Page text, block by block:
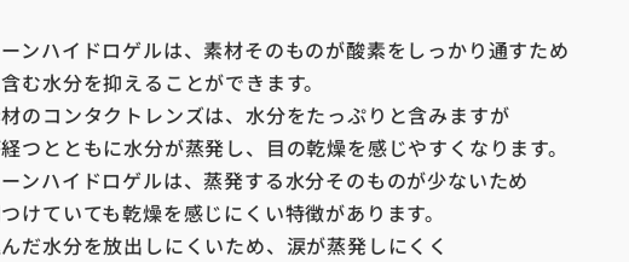
ンハイドロゲルは、素材そのものが酸素をしっかり通すため
む水分を抑えることができます。
のコンタクトレンズは、水分をたっぷりと含みますが
つとともに水分が蒸発し、目の乾燥を感じやすくなります。
ンハイドロゲルは、蒸発する水分そのものが少ないため
けていても乾燥を感じにくい特徴があります。
だ水分を放出しにくいため、涙が蒸発しにくく